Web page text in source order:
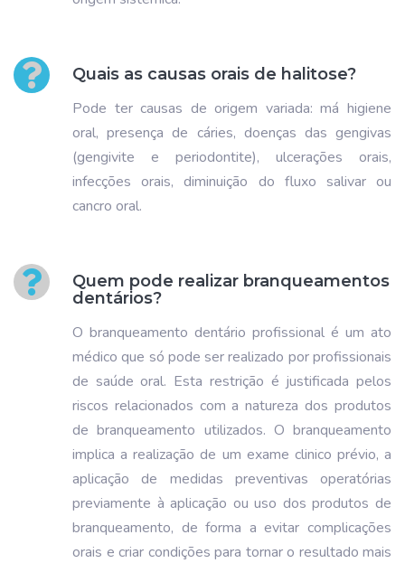
Quais as causas orais de halitose?
Pode ter causas de origem variada: má higiene
oral, presença de cáries, doenças das gengivas
(gengivite e periodontite), ulcerações orais,
infecções orais, diminuição do fluxo salivar ou
cancro oral.
Quem pode realizar branqueamentos
dentários?
O branqueamento dentário profissional é um ato
médico que só pode ser realizado por profissionais
de saúde oral. Esta restrição é justificada pelos
riscos relacionados com a natureza dos produtos
de branqueamento utilizados. O branqueamento
implica a realização de um exame clinico prévio, a
aplicação de medidas preventivas operatórias
previamente à aplicação ou uso dos produtos de
branqueamento, de forma a evitar complicações
orais e criar condições para tornar o resultado mais